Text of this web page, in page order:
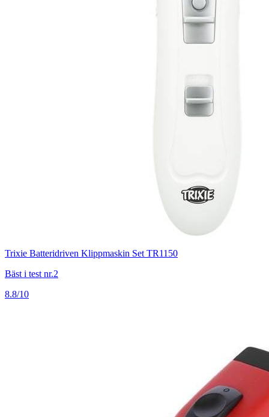
Trixie Batteridriven Klippmaskin Set TR1150
Bäst i test nr.2
8.8/10